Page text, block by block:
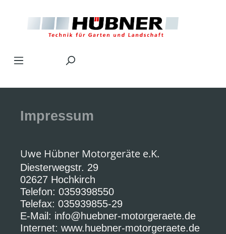
Impressum
Uwe Hübner Motorgeräte e.K.
Diesterwegstr. 29
02627 Hochkirch
Telefon: 0359398550
Telefax: 035939855-29
E-Mail: info@huebner-motorgeraete.de
Internet: www.huebner-motorgeraete.de